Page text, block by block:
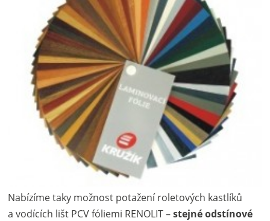
Nabízíme taky možnost potažení roletových kastlíků
a vodících lišt PCV fóliemi RENOLIT –stejné odstínové